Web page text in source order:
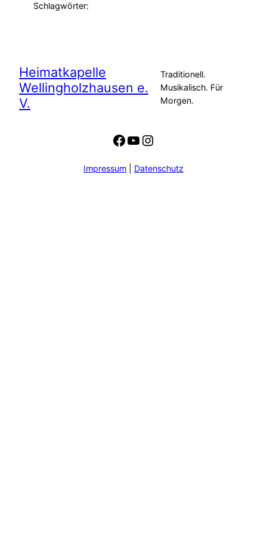
Schlagwörter:
Heimatkapelle
Wellingholzhausen e.
V.
Traditionell.
Musikalisch. Für
Morgen.
Facebook
YouTube
Instagram
Impressum Datenschutz